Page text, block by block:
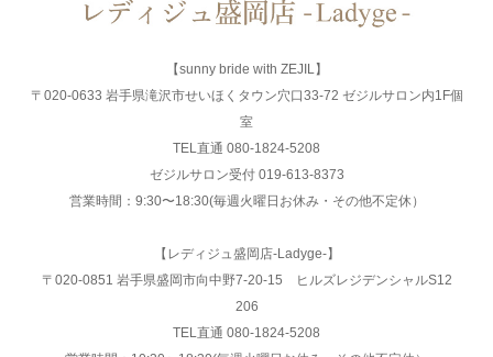
【sunny bride with ZEJIL】
〒020-0633 岩手県滝沢市せいほくタウン穴口33-72 ゼジルサロン内1F個
室
TEL直通 080-1824-5208
ゼジルサロン受付 019-613-8373
営業時間：9:30〜18:30(毎週火曜日お休み・その他不定休）
【レディジュ盛岡店-Ladyge-】
〒020-0851 岩手県盛岡市向中野7-20-15 ヒルズレジデンシャルS12
206
TEL直通 080-1824-5208